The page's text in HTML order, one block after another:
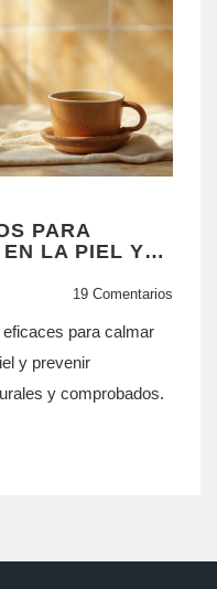
PARA
LA PIEL Y
19 Comentarios
para calmar
y prevenir
y comprobados.